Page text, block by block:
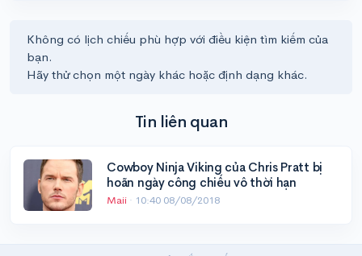
Không có lịch chiếu phù hợp với điều kiện tìm kiếm của
bạn.
Hãy thử chọn một ngày khác hoặc định dạng khác.
Tin liên quan
Cowboy Ninja Viking của Chris Pratt bị
hoãn ngày công chiếu vô thời hạn
Maii · 10:40 08/08/2018